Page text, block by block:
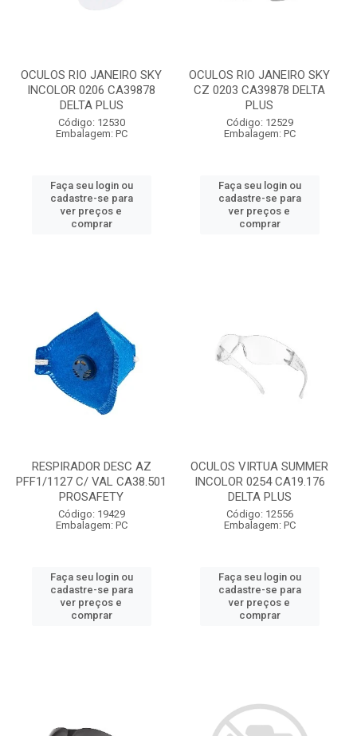
OCULOS RIO JANEIRO SKY
INCOLOR 0206 CA39878
DELTA PLUS
Código: 12530
Embalagem: PC
Faça seu login ou
cadastre-se para
ver preços e
comprar
OCULOS RIO JANEIRO SKY
CZ 0203 CA39878 DELTA
PLUS
Código: 12529
Embalagem: PC
Faça seu login ou
cadastre-se para
ver preços e
comprar
RESPIRADOR DESC AZ
PFF1/1127 C/ VAL CA38.501
PROSAFETY
Código: 19429
Embalagem: PC
Faça seu login ou
cadastre-se para
ver preços e
comprar
OCULOS VIRTUA SUMMER
INCOLOR 0254 CA19.176
DELTA PLUS
Código: 12556
Embalagem: PC
Faça seu login ou
cadastre-se para
ver preços e
comprar